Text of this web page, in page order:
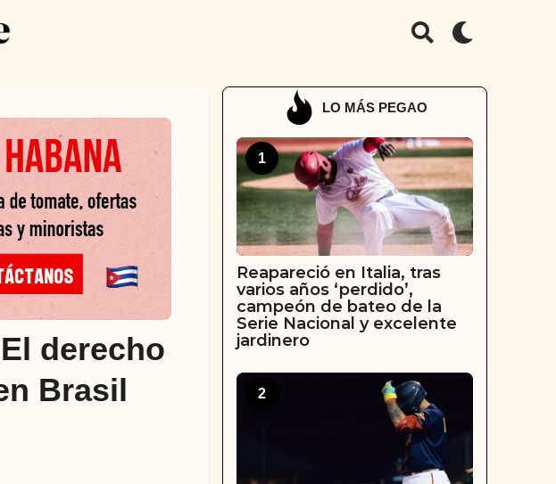
derecho
Brasil
LO MÁS PEGAO
1
Reapareció en Italia, tras
varios años ‘perdido’,
campeón de bateo de la
Serie Nacional y excelente
jardinero
2